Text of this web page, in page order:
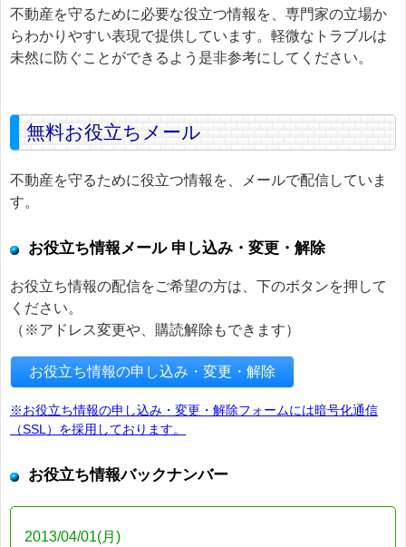
不動産を守るために必要な役立つ情報を、専門家の立場か
らわかりやすい表現で提供しています。軽微なトラブルは
未然に防ぐことができるよう是非参考にしてください。
無料お役立ちメール
不動産を守るために役立つ情報を、メールで配信していま
す。
お役立ち情報メール 申し込み・変更・解除
お役立ち情報の配信をご希望の方は、下のボタンを押して
ください。
（※アドレス変更や、購読解除もできます）
お役立ち情報の申し込み・変更・解除
※お役立ち情報の申し込み・変更・解除フォームには暗号化通信
（SSL）を採用しております。
お役立ち情報バックナンバー
2013/04/01(月)